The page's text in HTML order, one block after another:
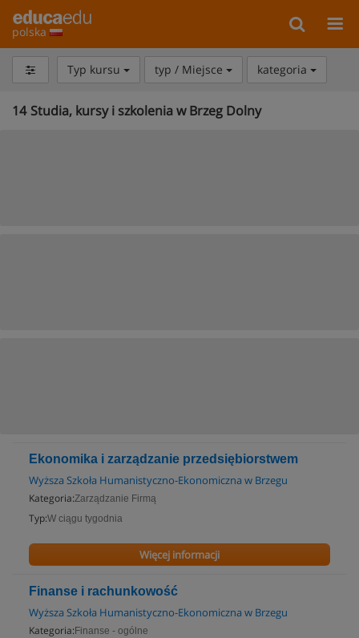
polska
Typ kursu typ / Miejsce kategoria
14 Studia, kursy i szkolenia w Brzeg Dolny
Ekonomika i zarządzanie przedsiębiorstwem
Wyższa Szkoła Humanistyczno-Ekonomiczna w Brzegu
Kategoria:Zarządzanie Firmą
Typ:W ciągu tygodnia
Więcej informacji
Finanse i rachunkowość
Wyższa Szkoła Humanistyczno-Ekonomiczna w Brzegu
Kategoria: Finanse - ogólne